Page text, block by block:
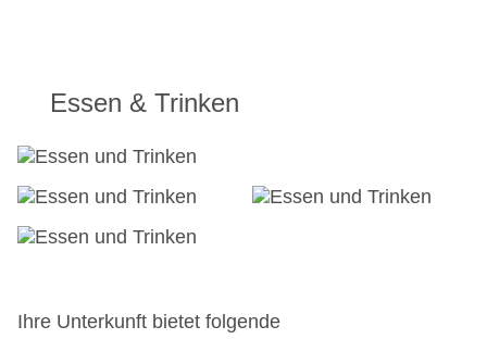
Essen & Trinken
Ihre Unterkunft bietet folgende